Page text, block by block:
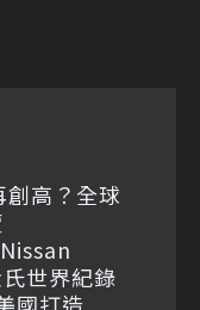
高？全球
世界紀錄